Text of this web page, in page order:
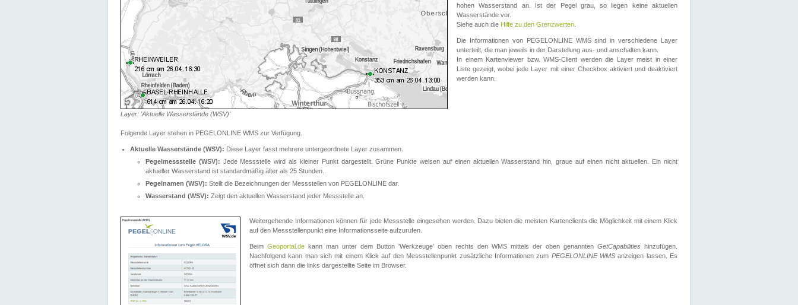
Layer: 'Aktuelle Wasserstände (WSV)'
hohen Wasserstand an. Ist der Pegel grau, so liegen keine aktuellen
Wasserstände vor.
Siehe auch die Hilfe zu den Grenzwerten
Die Informationen von PEGELONLINE WMS sind in verschiedene Layer
unterteilt, die man jeweils in der Darstellung aus- und anschalten kann.
In einem Kartenviewer bzw. WMS-Client werden die Layer meist in einer
Liste gezeigt, wobei jede Layer mit einer Checkbox aktiviert und deaktiviert
werden kann.
Folgende Layer stehen in PEGELONLINE WMS zur Verfügung.
Aktuelle Wasserstände (WSV): Diese Layer fasst mehrere untergeordnete Layer zusammen.
Pegelmessstelle (WSV): Jede Messstelle wird als kleiner Punkt dargestellt. Grüne Punkte weisen auf einen aktuellen Wasserstand hin, graue auf einen nicht aktuellen. Ein nicht
aktueller Wasserstand ist standardmäßig älter als 25 Stunden.
Pegelnamen (WSV): Stellt die Bezeichnungen der Messstellen von PEGELONLINE dar.
Wasserstand (WSV): Zeigt den aktuellen Wasserstand jeder Messstelle an.
Weitergehende Informationen können für jede Messstelle eingesehen werden. Dazu bieten die meisten Kartenclients die Möglichkeit mit einem Klick
auf den Messstellenpunkt eine Informationsseite aufzurufen.
Beim Geoportal.de kann man unter dem Button 'Werkzeuge' oben rechts den WMS mittels der oben genannten GetCapabilities hinzufügen.
Nachfolgend kann man sich mit einem Klick auf den Messstellenpunkt zusätzliche Informationen zum PEGELONLINE WMSanzeigen lassen. Es
öffnet sich dann die links dargestellte Seite im Browser.